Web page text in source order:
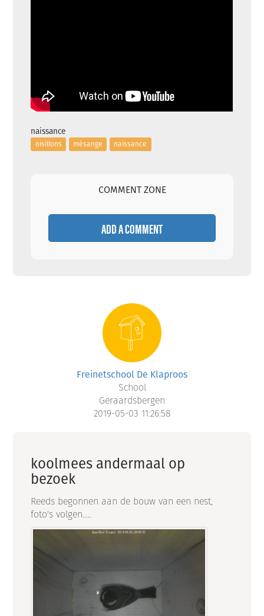
naissance
oisillons mésange naissance
COMMENT ZONE
ADD A COMMENT
Freinetschool De Klaproos
School
Geraardsbergen
2019-05-03 11:26:58
koolmees andermaal op
bezoek
Reeds begonnen aan de bouw van een nest,
foto's volgen.....